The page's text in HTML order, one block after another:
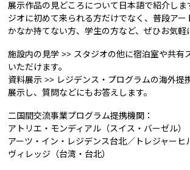
展示作品の見どころについて日本語で紹介しま
ジオに初めて来られる方だけでなく、普段アー
かなか持てない方、学生の方など、ぜひお気軽
施設内の見学 >> スタジオの他に宿泊室や共有
いただけます。
資料展示 >> レジデンス・プログラムの海外提
展示し、質問などにもお答えします。
二国間交流事業プログラム提携機関：
アトリエ・モンディアル（スイス・バーゼル）
アーツ・イン・レジデンス台北／トレジャーヒ
ヴィレッジ（台湾・台北）